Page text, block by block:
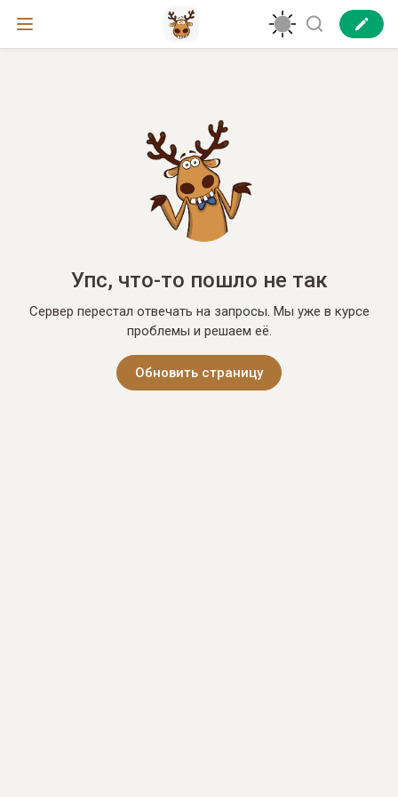
Упс, что-то пошло не так
Сервер перестал отвечать на запросы. Мы уже в курсе
проблемы и решаем её.
Обновить страницу